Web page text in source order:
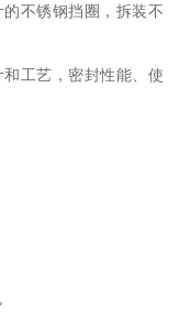
不锈钢挡圈，拆装不
工艺，密封性能、使